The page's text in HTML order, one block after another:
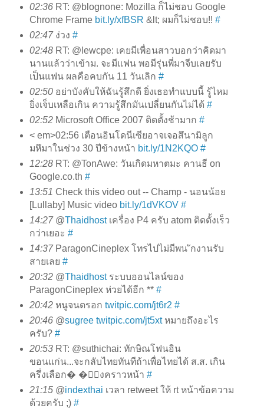
02:36RT: @blognone: Mozilla ก็ไม่ชอบ Google
Chrome Frame bit.ly/xfBSR &lt; ผมก็ไม่ชอบ!! #
02:47ง่วง #
02:48RT: @lewcpe: เคยมีเพื่อนสาวบอกว่าคิดมา
นานแล้วว่าเข้าม. จะมีแฟน พอมีรุ่นพี่มาจีบเลยรับ
เป็นแฟน ผลคือคบกัน 11 วันเลิก #
02:50อย่าบังคับให้ฉันรู้สึกดี ยิ่งเธอทำแบบนี้ รู้ไหม
ยิ่งเจ็บเหลือเกิน ความรู้สึกมันเปลี่ยนกันไม่ได้ #
02:52Microsoft Office 2007 ติดตั้งช้ามาก #
< em>02:56 เตือนอินโดนีเซียอาจเจอสึนามิลูก
มหึมาในช่วง 30 ปีข้างหน้า bit.ly/1N2KQO #
12:28RT: @TonAwe: วันเกิดมหาตมะ คานธี on
Google.co.th #
13:51 Check this video out -- Champ - นอนน้อย
[Lullaby] Music video bit.ly/1dVKOV #
14:27@Thaidhostเครื่อง P4 ครับ atom ติดตั้งเร็ว
กว่าเยอะ #
14:37ParagonCineplex โทรไปไม่มีพน ักงานรับ
สายเลย #
20:32@Thaidhostระบบออนไลน์ของ
ParagonCineplex ห่วยได้อีก ** #
20:42หนูจนตรอก twitpic.com/jt6r2 #
20:46@sugree twitpic.com/jt5xtหมายถึงอะไร
ครับ? #
20:53RT: @suthichai: ทักษิณโฟนอิน
ขอนแก่น...จะกลับไทยทันทีถ้าเพื่อไทยได้ ส.ส. เกิน
ครึ่งเลือก� �ั้งคราวหน้า #
21:15@indexthai เวลา retweet ให้ rt หน้าข้อความ
ด้วยครับ ;) #